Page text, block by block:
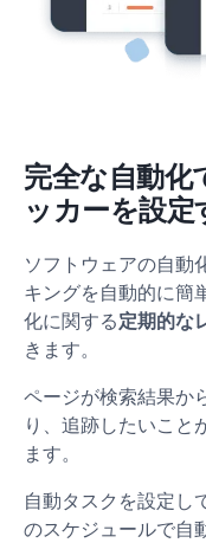
完全な自動化
ッカーを設定
ソフトウェアの自動
キングを自動的に簡
化に関する定期的な
きます。
ページが検索結果か
り、追跡したいこと
ます。
自動タスクを設定し
のスケジュールで自